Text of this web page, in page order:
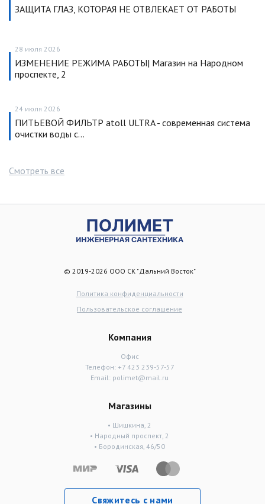
ЗАЩИТА ГЛАЗ, КОТОРАЯ НЕ ОТВЛЕКАЕТ ОТ РАБОТЫ
28 июля 2026
ИЗМЕНЕНИЕ РЕЖИМА РАБОТЫ| Магазин на Народном
проспекте, 2
24 июля 2026
ПИТЬЕВОЙ ФИЛЬТР atoll ULTRA - современная система
очистки воды с…
Смотреть все
© 2019-2026 ООО СК "Дальний Восток"
Политика конфиденциальности
Пользовательское соглашение
Компания
Офис
Телефон: +7 423 239-57-57
Email: polimet@mail.ru
Магазины
• Шишкина, 2
• Народный проспект, 2
• Бородинская, 46/50
Свяжитесь с нами